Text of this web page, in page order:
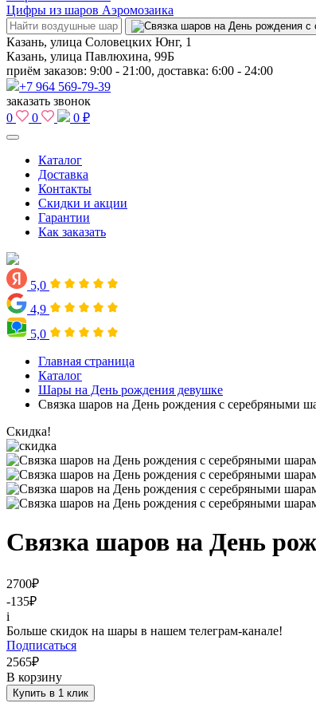
Цифры из шаров Аэромозаика
Казань, улица Соловецких Юнг, 1
Казань, улица Павлюхина, 99Б
приём заказов: 9:00 - 21:00, доставка: 6:00 - 24:00
+7 964 569-79-39
заказать звонок
0
0 0 ₽
Каталог
Доставка
Контакты
Скидки и акции
Гарантии
Как заказать
5,0
4,9
5,0
Главная страница
Каталог
Шары на День рождения девушке
Связка шаров на День рождения с серебряными
Скидка!
Связка шаров на День
2700₽
-135₽
i
Больше скидок на шары в нашем телеграм-канале!
Подписаться
2565₽
В корзину
Купить в 1 клик